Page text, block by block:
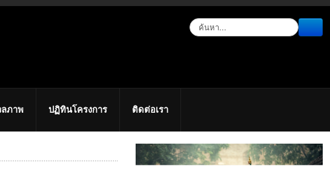
ภาพ ปฏิทินโครงการ ติดต่อเรา